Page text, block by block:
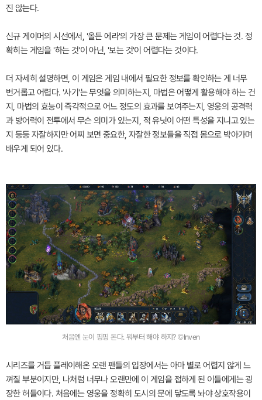
진 않는다.
신규 게이머의 시선에서, '올든 에라'의 가장 큰 문제는 게임이 어렵다는 것. 정
확히는 게임을 '하는 것'이 아닌, '보는 것'이 어렵다는 것이다.
더 자세히 설명하면, 이 게임은 게임 내에서 필요한 정보를 확인하는 게 너무
번거롭고 어렵다. '사기'는 무엇을 의미하는지, 마법은 어떻게 활용해야 하는 건
지, 마법의 효능이 즉각적으로 어느 정도의 효과를 보여주는지, 영웅의 공격력
과 방어력이 전투에서 무슨 의미가 있는지, 적 유닛이 어떤 특성을 지니고 있는
지 등등 자잘하지만 어찌 보면 중요한, 자잘한 정보들을 직접 몸으로 박아가며
배우게 되어 있다.
처음엔 눈이 핑핑 돈다. 뭐부터 해야 하지? ©Inven
시리즈를 거듭 플레이해온 오랜 팬들의 입장에서는 아마 별로 어렵지 않게 느
껴질 부분이지만, 나처럼 너무나 오랜만에 이 게임을 접하게 된 이들에게는 굉
장한 허들이다. 처음에는 영웅을 정확히 도시의 문에 닿도록 놔야 상호작용이